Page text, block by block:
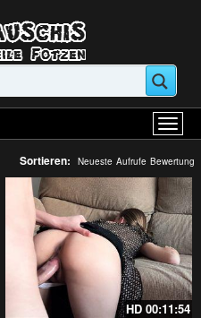
Sortieren: Neueste Aufrufe Bewertung
HD 00:11:54